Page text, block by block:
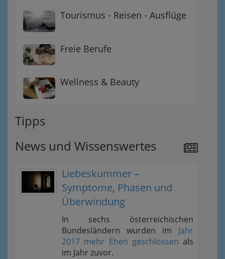
Tourismus - Reisen - Ausflüge
Freie Berufe
Wellness & Beauty
Tipps
News und Wissenswertes
Liebeskummer –
Symptome, Phasen und
Überwindung
In sechs österreichischen
Bundesländern wurden im Jahr
2017 mehr Ehen geschlossen als
im Jahr zuvor.